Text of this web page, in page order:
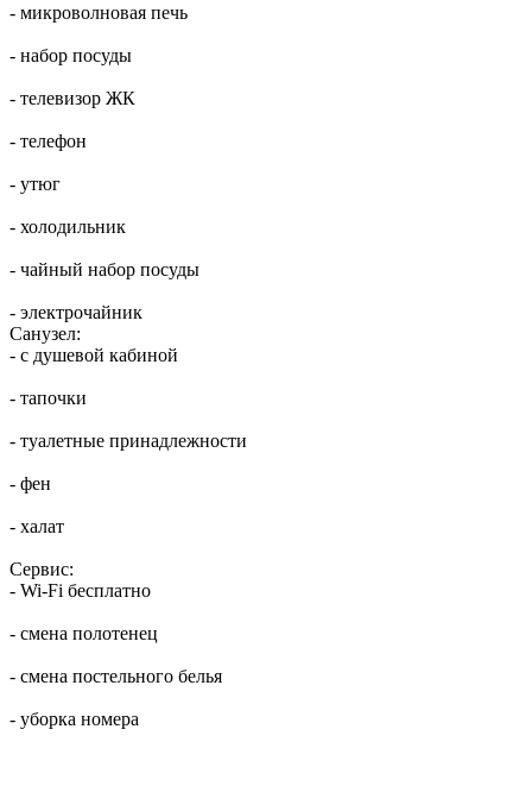
- микроволновая печь
- набор посуды
- телевизор ЖК
- телефон
- утюг
- холодильник
- чайный набор посуды
- электрочайник
Санузел:
- с душевой кабиной
- тапочки
- туалетные принадлежности
- фен
- халат
Сервис:
- Wi-Fi бесплатно
- смена полотенец
- смена постельного белья
- уборка номера